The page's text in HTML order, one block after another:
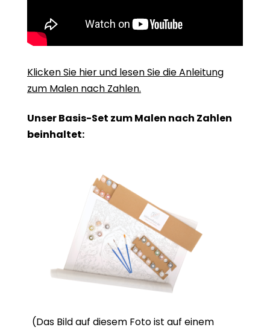
Klicken Sie hier und lesen Sie die Anleitung
zum Malen nach Zahlen.
Unser Basis-Set zum Malen nach Zahlen
beinhaltet:
(Das Bild auf diesem Foto ist auf einem